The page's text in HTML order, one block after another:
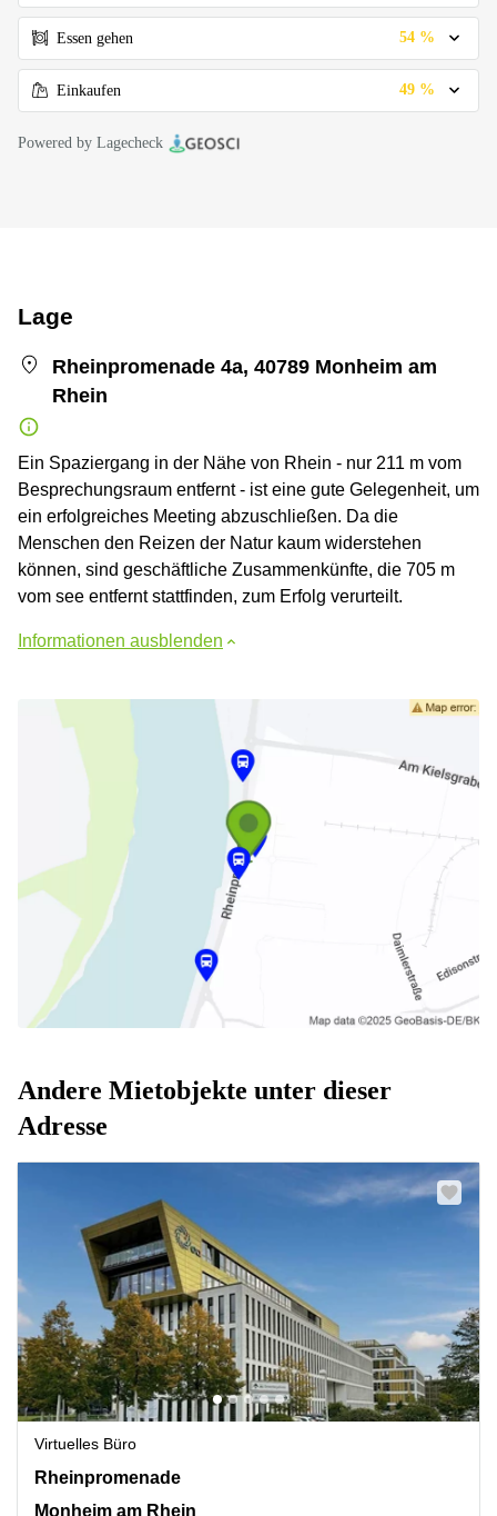
Essen gehen 54 %
Einkaufen 49 %
Powered by Lagecheck
Lage
Rheinpromenade 4a, 40789 Monheim am
Rhein
Ein Spaziergang in der Nähe von Rhein - nur 211 m vom
Besprechungsraum entfernt - ist eine gute Gelegenheit, um
ein erfolgreiches Meeting abzuschließen. Da die
Menschen den Reizen der Natur kaum widerstehen
können, sind geschäftliche Zusammenkünfte, die 705 m
vom see entfernt stattfinden, zum Erfolg verurteilt.
Informationen ausblenden
Andere Mietobjekte unter dieser
Adresse
Virtuelles Büro
Rheinpromenade 4a, Monheim am Rhein
Rheinpromenade
Monheim am Rhein